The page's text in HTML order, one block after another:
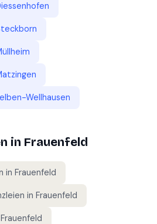
Wellhausen
in Frauenfeld
in Frauenfeld
in Frauenfeld
Frauenfeld